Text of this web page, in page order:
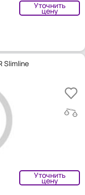
Уточнить
цену
Slimline
Уточнить
цену